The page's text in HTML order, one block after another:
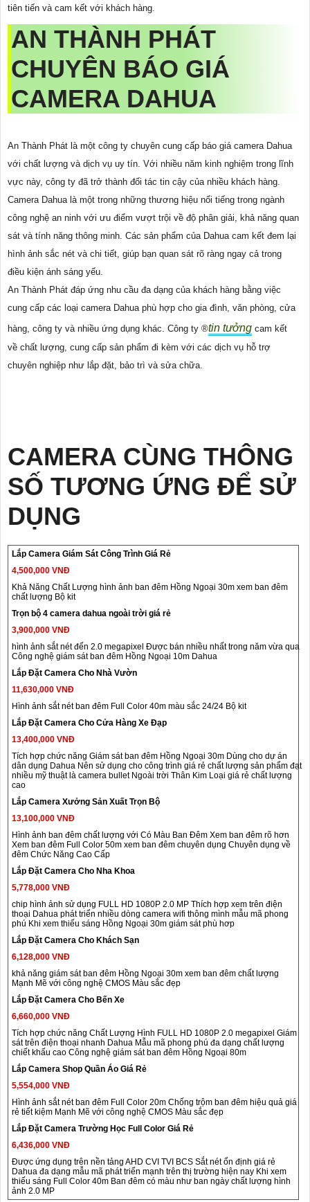
tiên tiến và cam kết với khách hàng.
AN THÀNH PHÁT
CHUYÊN BÁO GIÁ
CAMERA DAHUA
An Thành Phát là một công ty chuyên cung cấp báo giá camera Dahua
với chất lượng và dịch vụ uy tín. Với nhiều năm kinh nghiệm trong lĩnh
vực này, công ty đã trở thành đối tác tin cậy của nhiều khách hàng.
Camera Dahua là một trong những thương hiệu nổi tiếng trong ngành
công nghệ an ninh với ưu điểm vượt trội về độ phân giải, khả năng quan
sát và tính năng thông minh. Các sản phẩm của Dahua cam kết đem lại
hình ảnh sắc nét và chi tiết, giúp bạn quan sát rõ ràng ngay cả trong
điều kiện ánh sáng yếu.
An Thành Phát đáp ứng nhu cầu đa dạng của khách hàng bằng việc
cung cấp các loại camera Dahua phù hợp cho gia đình, văn phòng, cửa
hàng, công ty và nhiều ứng dụng khác. Công ty ®️tin tưởng cam kết
về chất lượng, cung cấp sản phẩm đi kèm với các dịch vụ hỗ trợ
chuyên nghiệp như lắp đặt, bảo trì và sửa chữa.
CAMERA CÙNG THÔNG
SỐ TƯƠNG ỨNG ĐỂ SỬ
DỤNG
Lắp Camera Giám Sát Công Trình Giá Rẻ
4,500,000 VNĐ
Khả Năng Chất Lượng hình ảnh ban đêm Hồng Ngoại 30m xem ban đêm
chất lượng Bộ kit
Trọn bộ 4 camera dahua ngoài trời giá rẻ
3,900,000 VNĐ
hình ảnh sắt nét đến 2.0 megapixel Được bán nhiều nhất trong năm vừa qua
Công nghệ giám sát ban đêm Hồng Ngoại 10m Dahua
Lắp Đặt Camera Cho Nhà Vườn
11,630,000 VNĐ
Hình ảnh sắt nét ban đêm Full Color 40m màu sắc 24/24 Bộ kit
Lắp Đặt Camera Cho Cửa Hàng Xe Đạp
13,400,000 VNĐ
Tích hợp chức năng Giám sát ban đêm Hồng Ngoại 30m Dùng cho dự án
dân dụng Dahua Nên sử dụng cho công trình giá rẻ chất lượng sản phẩm đạt
nhiều mỹ thuật là camera bullet Ngoài trời Thân Kim Loại giá rẻ chất lượng
cao
Lắp Camera Xưởng Sản Xuất Trọn Bộ
13,100,000 VNĐ
Hình ảnh ban đêm chất lượng với Có Màu Ban Đêm Xem ban đêm rõ hơn
Xem ban đêm Full Color 50m xem ban đêm chuyên dụng Chuyên dụng về
đêm Chức Năng Cao Cấp
Lắp Đặt Camera Cho Nha Khoa
5,778,000 VNĐ
chip hình ảnh sử dụng FULL HD 1080P 2.0 MP Thích hợp xem trên điện
thoại Dahua phát triển nhiều dòng camera wifi thông mình mẫu mã phong
phú Khi xem thiếu sáng Hồng Ngoại 30m giám sát phù hơp
Lắp Đặt Camera Cho Khách Sạn
6,128,000 VNĐ
khả năng giám sát ban đêm Hồng Ngoại 30m xem ban đêm chất lượng
Mạnh Mẽ với công nghệ CMOS Màu sắc đẹp
Lắp Đặt Camera Cho Bến Xe
6,660,000 VNĐ
Tích hợp chức năng Chất Lượng Hình FULL HD 1080P 2.0 megapixel Giám
sát trên điện thoại nhanh Dahua Mẫu mã phong phú đa dạng chất lượng
chiết khấu cao Công nghệ giám sát ban đêm Hồng Ngoại 80m
Lắp Camera Shop Quần Áo Giá Rẻ
5,554,000 VNĐ
Hình ảnh sắt nét ban đêm Full Color 20m Chống trộm ban đêm hiệu quả giá
rẻ tiết kiệm Mạnh Mẽ với công nghệ CMOS Màu sắc đẹp
Lắp Đặt Camera Trường Học Full Color Giá Rẻ
6,436,000 VNĐ
Được ứng dụng trên nền tảng AHD CVI TVI BCS Sắt nét ổn định giá rẻ
Dahua đa dạng mẫu mã phát triển mạnh trên thị trường hiện nay Khi xem
thiếu sáng Full Color 40m Ban đêm có màu như ban ngày chất lượng hình
ảnh 2.0 MP